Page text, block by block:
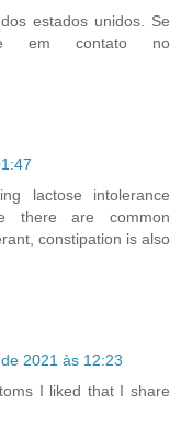
estados unidos. Se
em contato no
lactose intolerance
there are common
constipation is also
2021 às 12:23
I liked that I share